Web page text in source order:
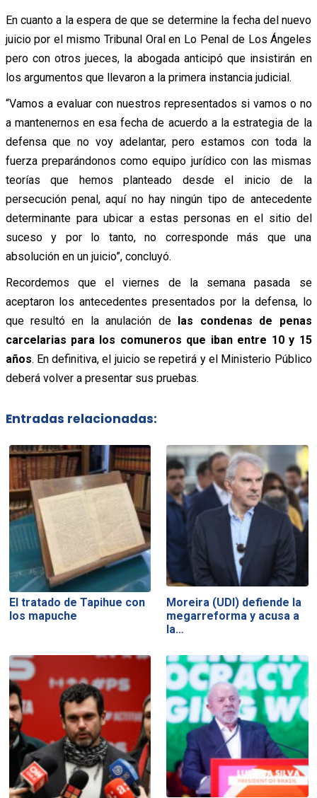
En cuanto a la espera de que se determine la fecha del nuevo
juicio por el mismo Tribunal Oral en Lo Penal de Los Ángeles
pero con otros jueces, la abogada anticipó que insistirán en
los argumentos que llevaron a la primera instancia judicial.
“Vamos a evaluar con nuestros representados si vamos o no
a mantenernos en esa fecha de acuerdo a la estrategia de la
defensa que no voy adelantar, pero estamos con toda la
fuerza preparándonos como equipo jurídico con las mismas
teorías que hemos planteado desde el inicio de la
persecución penal, aquí no hay ningún tipo de antecedente
determinante para ubicar a estas personas en el sitio del
suceso y por lo tanto, no corresponde más que una
absolución en un juicio”, concluyó.
Recordemos que el viernes de la semana pasada se
aceptaron los antecedentes presentados por la defensa, lo
que resultó en la anulación de las condenas de penas
carcelarias para los comuneros que iban entre 10 y 15
años. En definitiva, el juicio se repetirá y el Ministerio Público
deberá volver a presentar sus pruebas.
Entradas relacionadas:
El tratado de Tapihue con
los mapuche
Moreira (UDI) defiende la
megarreforma y acusa a
la…